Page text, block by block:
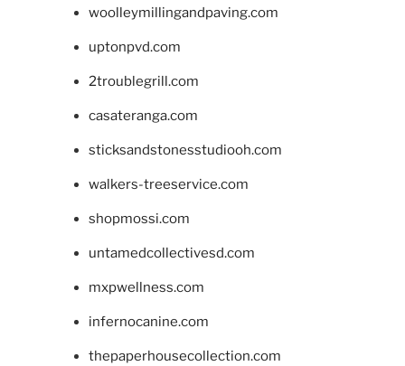
woolleymillingandpaving.com
uptonpvd.com
2troublegrill.com
casateranga.com
sticksandstonesstudiooh.com
walkers-treeservice.com
shopmossi.com
untamedcollectivesd.com
mxpwellness.com
infernocanine.com
thepaperhousecollection.com